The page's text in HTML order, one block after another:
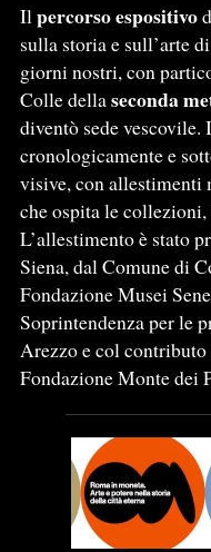
Ilpercorso espositivo
sulla storia e sull’arte
giorni nostri, con
Colle dellaseconda
diventò sede
cronologicamente e
visive, con allestimenti
che ospita le
L’allestimento è stato
Siena, dal Comune di
Fondazione Musei
Soprintendenza per le
Arezzo e col contributo
Fondazione Monte dei